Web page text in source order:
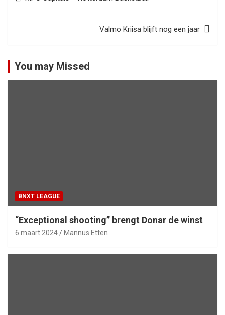
navigatie
Valmo Kriisa blijft nog een jaar
You may Missed
BNXT LEAGUE
“Exceptional shooting” brengt Donar de winst
6 maart 2024 Mannus Etten